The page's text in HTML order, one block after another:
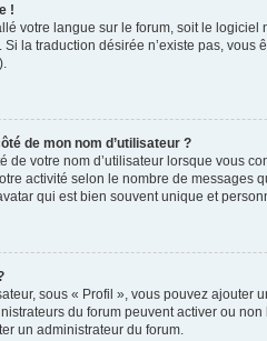
!
votre langue sur le forum, soit le
la traduction désirée n’existe pas,
de mon nom d’utilisateur ?
de votre nom d’utilisateur lorsque vous
activité selon le nombre de messages
qui est bien souvent unique et
sous « Profil », vous pouvez
du forum peuvent activer ou
un administrateur du forum.